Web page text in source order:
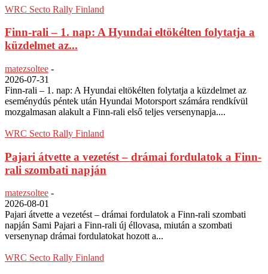
WRC Secto Rally Finland
Finn-rali – 1. nap: A Hyundai eltökélten folytatja a
küzdelmet az...
matezsoltee -
2026-07-31
Finn-rali – 1. nap: A Hyundai eltökélten folytatja a küzdelmet az
eseménydús péntek után Hyundai Motorsport számára rendkívül
mozgalmasan alakult a Finn-rali első teljes versenynapja....
WRC Secto Rally Finland
Pajari átvette a vezetést – drámai fordulatok a Finn-
rali szombati napján
matezsoltee -
2026-08-01
Pajari átvette a vezetést – drámai fordulatok a Finn-rali szombati
napján Sami Pajari a Finn-rali új éllovasa, miután a szombati
versenynap drámai fordulatokat hozott a...
WRC Secto Rally Finland